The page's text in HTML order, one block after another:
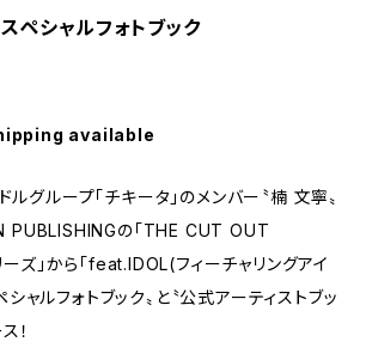
ペシャルフォトブック
available
グループ「チキータ」のメンバー〝楠 文寧〟
PUBLISHINGの「THE CUT OUT
」から「feat.IDOL(フィーチャリングアイ
シャルフォトブック〟と〝公式アーティストブッ
！